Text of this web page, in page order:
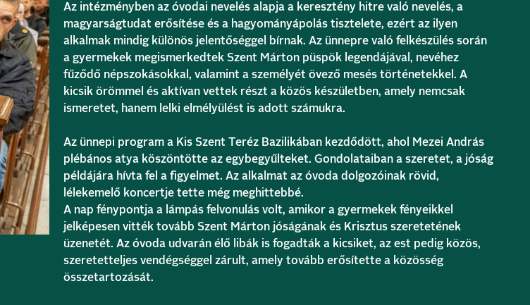
Az intézményben az óvodai nevelés alapja a keresztény hitre való nevelés, a
magyarságtudat erősítése és a hagyományápolás tisztelete, ezért az ilyen
alkalmak mindig különös jelentőséggel bírnak. Az ünnepre való felkészülés során
a gyermekek megismerkedtek Szent Márton püspök legendájával, nevéhez
fűződő népszokásokkal, valamint a személyét övező mesés történetekkel. A
kicsik örömmel és aktívan vettek részt a közös készületben, amely nemcsak
ismeretet, hanem lelki elmélyülést is adott számukra.
Az ünnepi program a Kis Szent Teréz Bazilikában kezdődött, ahol Mezei András
plébános atya köszöntötte az egybegyűlteket. Gondolataiban a szeretet, a jóság
példájára hívta fel a figyelmet. Az alkalmat az óvoda dolgozóinak rövid,
lélekemelő koncertje tette még meghittebbé.
A nap fénypontja a lámpás felvonulás volt, amikor a gyermekek fényeikkel
jelképesen vitték tovább Szent Márton jóságának és Krisztus szeretetének
üzenetét. Az óvoda udvarán élő libák is fogadták a kicsiket, az est pedig közös,
szeretetteljes vendégséggel zárult, amely tovább erősítette a közösség
összetartozását.